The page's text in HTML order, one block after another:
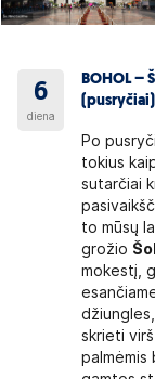
6
diena
BOHOL –
(pusryčiai)
Po
tokius
sutarčiai
to mūsų
grožio
mokestį,
skrieti
palmėmis